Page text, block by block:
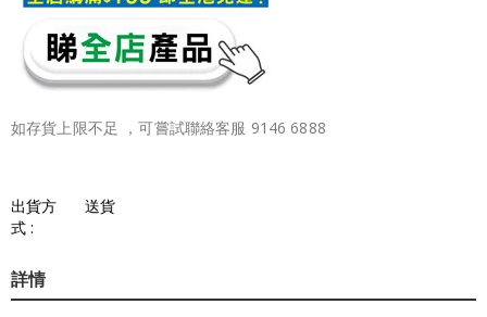
如存貨上限不足 ，可嘗試聯絡客服 9146 6888
出貨方
式 :
送貨
詳情